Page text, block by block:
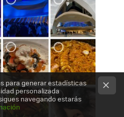
para generar estadísticas
personalizada
navegando estarás